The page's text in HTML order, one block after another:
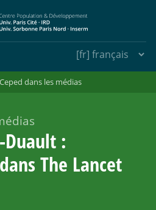
dans les médias
:
The Lancet